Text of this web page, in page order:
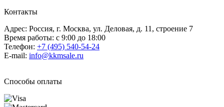
Контакты
Адрес: Россия, г. Москва, ул. Деловая, д. 11, строение 7
Время работы: с 9:00 до 18:00
Телефон: +7 (495) 540-54-24
E-mail: info@kkmsale.ru
Способы оплаты